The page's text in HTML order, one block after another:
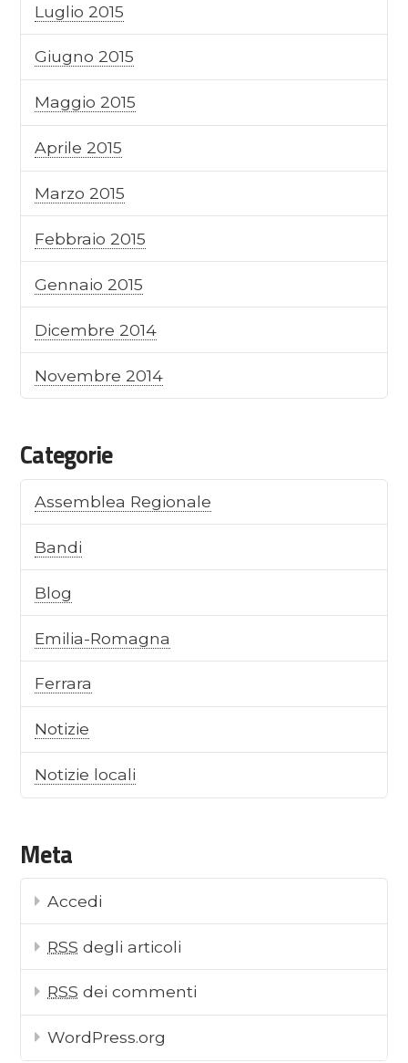
Luglio 2015
Giugno 2015
Maggio 2015
Aprile 2015
Marzo 2015
Febbraio 2015
Gennaio 2015
Dicembre 2014
Novembre 2014
Categorie
Assemblea Regionale
Bandi
Blog
Emilia-Romagna
Ferrara
Notizie
Notizie locali
Meta
Accedi
RSS degli articoli
RSS dei commenti
WordPress.org